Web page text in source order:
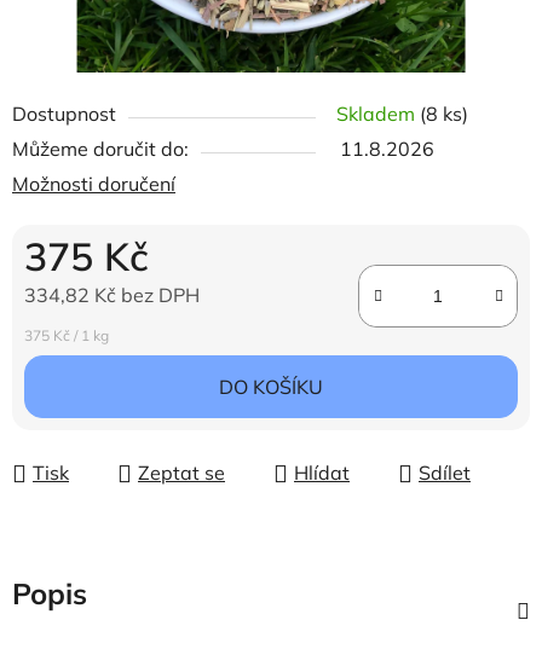
Dostupnost Skladem (8 ks)
Můžeme doručit do:
11.8.2026
Možnosti doručení
375 Kč
334,82 Kč bez DPH
Měrná cena:
375 Kč / 1 kg
DO KOŠÍKU
Tisk Zeptat se Hlídat Sdílet
Popis